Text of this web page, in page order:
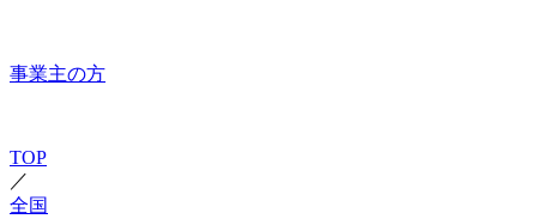
事業主の方
TOP
／
全国